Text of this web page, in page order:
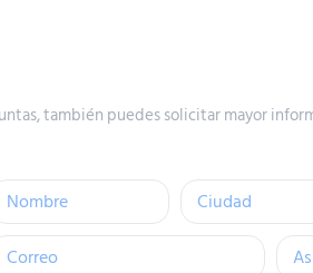
también puedes solicitar mayor